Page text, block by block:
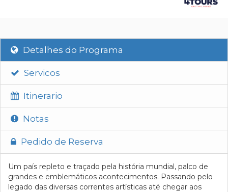
Detalhes do Programa
Servicos
Itinerario
Notas
Pedido de Reserva
Um país repleto e traçado pela história mundial, palco de
grandes e emblemáticos acontecimentos. Passando pelo
legado das diversas correntes artísticas até chegar aos